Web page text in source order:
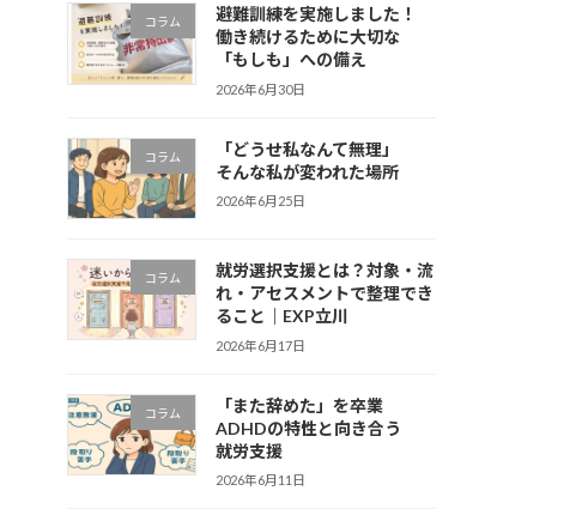
コラム
避難訓練を実施しました！
働き続けるために大切な
「もしも」への備え
2026年6月30日
コラム
「どうせ私なんて無理」
そんな私が変われた場所
2026年6月25日
コラム
就労選択支援とは？対象・流
れ・アセスメントで整理でき
ること｜EXP立川
2026年6月17日
コラム
「また辞めた」を卒業
ADHDの特性と向き合う
就労支援
2026年6月11日